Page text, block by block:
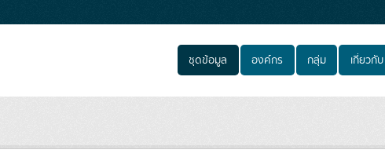
ชุดข้อมูล องค์กร กลุ่ม เกี่ยวกับ